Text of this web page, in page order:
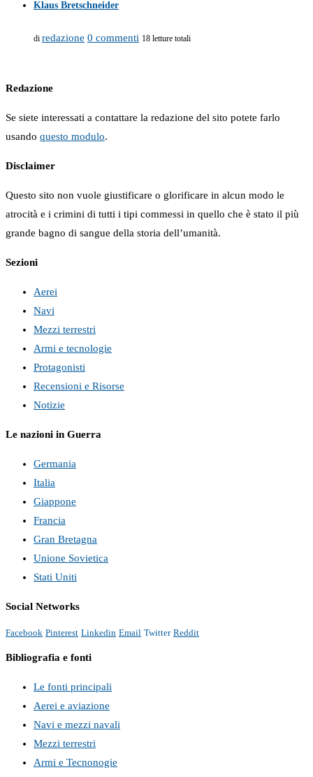
Klaus Bretschneider
di redazione 0 commenti 18 letture totali
Redazione
Se siete interessati a contattare la redazione del sito potete farlo
usando questo modulo.
Disclaimer
Questo sito non vuole giustificare o glorificare in alcun modo le
atrocità e i crimini di tutti i tipi commessi in quello che è stato il più
grande bagno di sangue della storia dell’umanità.
Sezioni
Aerei
Navi
Mezzi terrestri
Armi e tecnologie
Protagonisti
Recensioni e Risorse
Notizie
Le nazioni in Guerra
Germania
Italia
Giappone
Francia
Gran Bretagna
Unione Sovietica
Stati Uniti
Social Networks
Facebook Pinterest Linkedin Email Twitter Reddit
Bibliografia e fonti
Le fonti principali
Aerei e aviazione
Navi e mezzi navali
Mezzi terrestri
Armi e Tecnonogie